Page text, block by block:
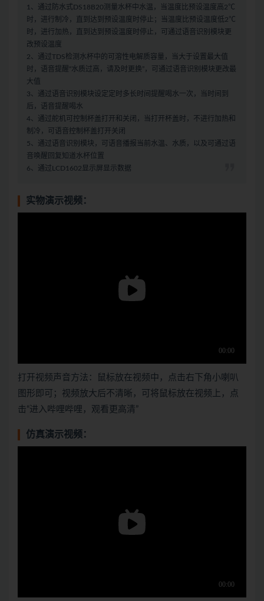
1、通过防水式DS18B20测量水杯中水温，当温度比预设温度高2℃
时，进行制冷，直到达到预设温度时停止；当温度比预设温度低2℃
时，进行加热，直到达到预设温度时停止，可通过语音识别模块更
改预设温度
2、通过TDS检测水杯中的可溶性电解质容量，当大于设置最大值
时，语音提醒“水质过高，请及时更换”，可通过语音识别模块更改最
大值
3、通过语音识别模块设定定时多长时间提醒喝水一次，当时间到
后，语音提醒喝水
4、通过舵机可控制杯盖打开和关闭，当打开杯盖时，不进行加热和
制冷，可语音控制杯盖打开关闭
5、通过语音识别模块，可语音播报当前水温、水质，以及可通过语
音唤醒回复知道水杯位置
6、通过LCD1602显示屏显示数据
实物演示视频：
打开视频声音方法：鼠标放在视频中，点击右下角小喇叭
图形即可；视频放大后不清晰，可将鼠标放在视频上，点
击“进入哔哩哔哩，观看更高清”
仿真演示视频：